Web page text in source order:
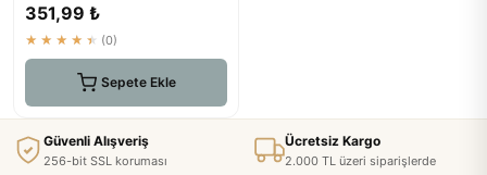
351,99 ₺
★★★★★ (0)
Sepete Ekle
Güvenli Alışveriş
256-bit SSL koruması
Ücretsiz Kargo
2.000 TL üzeri siparişlerde